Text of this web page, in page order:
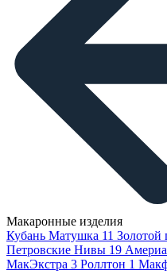
Макаронные изделия
Кубань Матушка 11 Золотой
Петровские Нивы 19 Америа
МакЭкстра 3 Роллтон 1